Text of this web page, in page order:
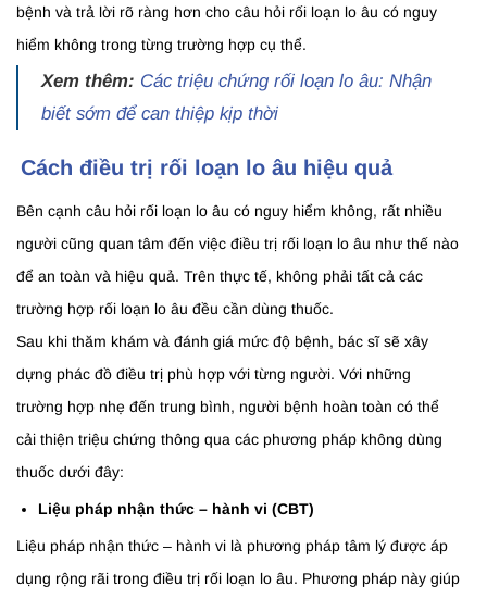
bệnh và trả lời rõ ràng hơn cho câu hỏi rối loạn lo âu có nguy
hiểm không trong từng trường hợp cụ thể.
Xem thêm: Các triệu chứng rối loạn lo âu: Nhận
biết sớm để can thiệp kịp thời
Cách điều trị rối loạn lo âu hiệu quả
Bên cạnh câu hỏi rối loạn lo âu có nguy hiểm không, rất nhiều
người cũng quan tâm đến việc điều trị rối loạn lo âu như thế nào
để an toàn và hiệu quả. Trên thực tế, không phải tất cả các
trường hợp rối loạn lo âu đều cần dùng thuốc.
Sau khi thăm khám và đánh giá mức độ bệnh, bác sĩ sẽ xây
dựng phác đồ điều trị phù hợp với từng người. Với những
trường hợp nhẹ đến trung bình, người bệnh hoàn toàn có thể
cải thiện triệu chứng thông qua các phương pháp không dùng
thuốc dưới đây:
Liệu pháp nhận thức – hành vi (CBT)
Liệu pháp nhận thức – hành vi là phương pháp tâm lý được áp
dụng rộng rãi trong điều trị rối loạn lo âu. Phương pháp này giúp